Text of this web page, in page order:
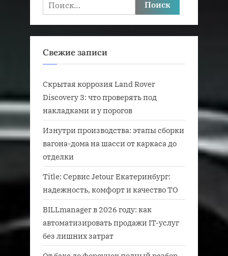
Свежие записи
Скрытая коррозия Land Rover
Discovery 3: что проверять под
накладками и у порогов
Изнутри производства: этапы сборки
вагона-дома на шасси от каркаса до
отделки
Title: Сервис Jetour Екатеринбург:
надежность, комфорт и качество ТО
BILLmanager в 2026 году: как
автоматизировать продажи IT-услуг
без лишних затрат